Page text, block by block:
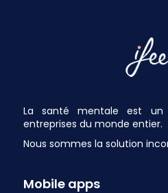
La santé mentale est
entreprises du monde entier.
Nous sommes la solution
Mobile apps